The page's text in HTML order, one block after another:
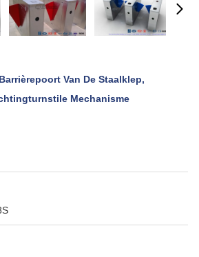
Van De Staalklep,
Mechanisme